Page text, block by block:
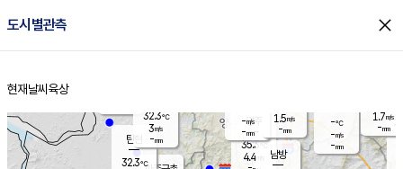
도시별관측 close
홈
현재날씨 육상
양주
35.3℃
4.4
-℃
-m/s
-mm
탄현
32.3℃
1.7m/s
-mm
남방
-m/s
-mm
32.3℃
3m/s
-mm
1.5m/s
-mm